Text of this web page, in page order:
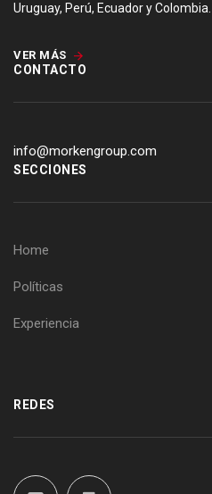
Uruguay, Perú, Ecuador y Colombia.
VER MÁS
CONTACTO
info@morkengroup.com
SECCIONES
Home
Políticas
Experiencia
REDES